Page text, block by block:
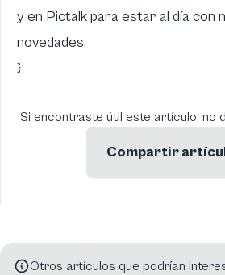
y en Pictalk para estar al día con
novedades.
}
Si encontraste útil este artículo, no
Compartir
Otros artículos que podrían